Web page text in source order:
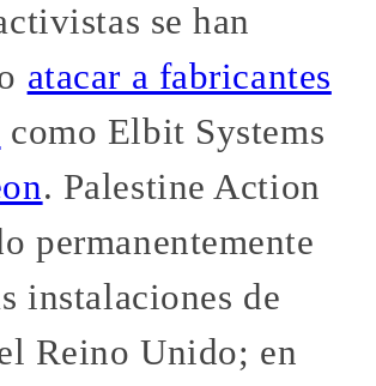
se han
atacar a fabricantes
como Elbit Systems
. Palestine Action
permanentemente
instalaciones de
Reino Unido; en